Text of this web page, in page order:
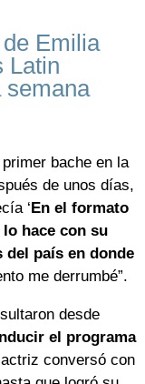
Emilia
Latin
semana
bache en la
de unos días,
‘En el formato
hace con su
del país en donde
me derrumbé”.
desde
el programa
conversó con